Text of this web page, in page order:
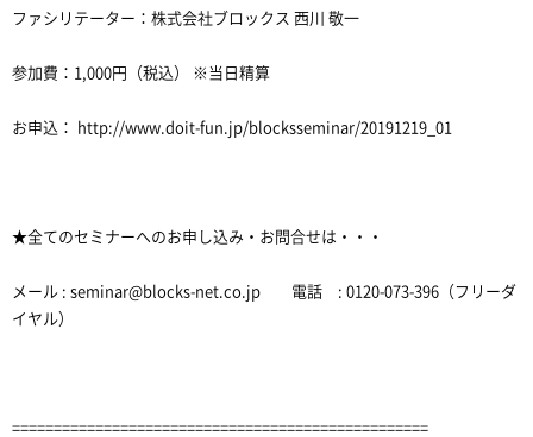
ファシリテーター：株式会社ブロックス 西川 敬一
参加費：1,000円（税込） ※当日精算
お申込： http://www.doit-fun.jp/blocksseminar/20191219_01
★全てのセミナーへのお申し込み・お問合せは・・・
メール : seminar@blocks-net.co.jp 電話 : 0120-073-396（フリーダ
イヤル）
==================================================